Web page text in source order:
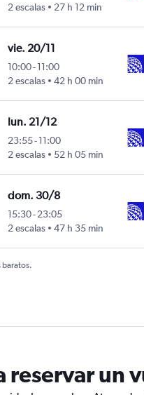
2 escalas
27 h 12 min
vie. 20/11
10:00-11:00
2 escalas
42 h 00 min
lun. 21/12
23:55-11:00
2 escalas
52 h 05 min
dom. 30/8
15:30-23:05
2 escalas
47 h 35 min
baratos.
un